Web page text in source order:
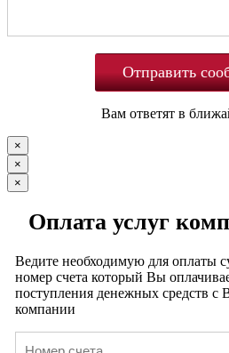
Отправить
Вам ответят в
×
×
×
Оплата услуг
Ведите необходимую для оплаты
номер счета который Вы
поступления денежных средств с
компании